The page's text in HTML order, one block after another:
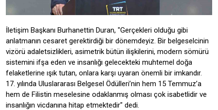
İletişim Başkanı Burhanettin Duran, "Gerçekleri olduğu gibi
anlatmanın cesaret gerektirdiği bir dönemdeyiz. Bir belgeselcinin
vizörü adaletsizlikleri, asimetrik bütün ilişkilerini, modern sömürü
sistemini ifşa eden ve insanlığı gelecekteki muhtemel doğa
felaketlerine ışık tutan, onlara karşı uyaran önemli bir imkandır.
17. yılında Uluslararası Belgesel Ödülleri’nin hem 15 Temmuz’a
hem de Filistin meselesine odaklanmış olması çok isabetlidir ve
insanlığın vicdanına hitap etmektedir" dedi.